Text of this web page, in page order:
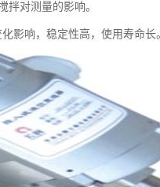
拌对测量的影响。
影响，稳定性高，使用寿命长